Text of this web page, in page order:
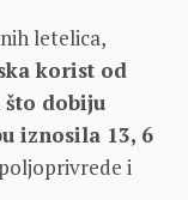
letelica,
korist od
dobiju
iznosila 13, 6
i